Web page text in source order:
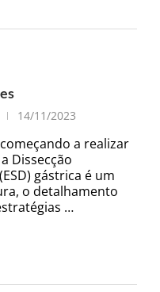
14/11/2023
a realizar
Dissecção
gástrica é um
o detalhamento
…